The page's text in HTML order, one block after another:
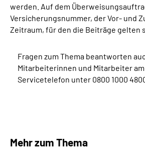
werden. Auf dem
Versicherungsnummer, der Vor- und
Zeitraum, für den die Beiträge gelten
Fragen zum Thema beantworten
Mitarbeiterinnen und Mitarbeiter
Servicetelefon unter 0800 1000
Mehr zum Thema